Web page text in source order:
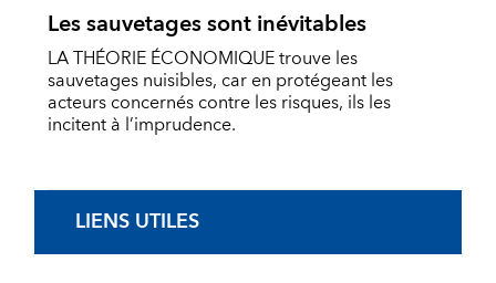
Les sauvetages sont inévitables
LA THÉORIE ÉCONOMIQUE trouve les
sauvetages nuisibles, car en protégeant les
acteurs concernés contre les risques, ils les
incitent à l’imprudence.
LIENS UTILES